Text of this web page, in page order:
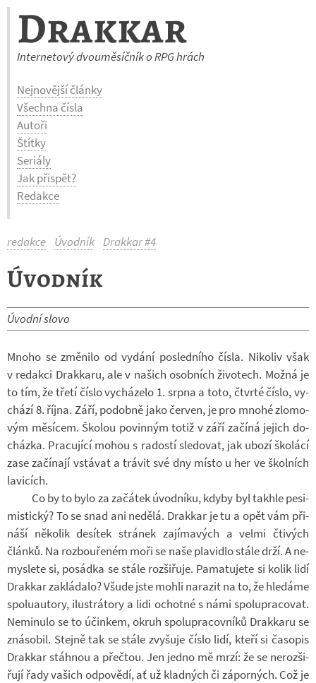
Drakkar
Internetový dvouměsíčník o RPG hrách
Nejnovější články
Všechna čísla
Autoři
Štítky
Seriály
Jak přispět?
Redakce
redakce Úvodník Drakkar #4
Úvodník
Úvodní slovo
Mnoho se změ­nilo od vy­dání po­sled­ního čísla. Ni­ko­liv však
v re­dakci Drak­karu, ale v na­šich osob­ních ži­vo­tech. Možná je
to tím, že třetí číslo vy­chá­zelo 1. srpna a toto, čtvrté číslo, vy­
chází 8. října. Září, po­dobně jako čer­ven, je pro mnohé zlo­mo­
vým mě­sí­cem. Ško­lou po­vin­ným totiž v září za­číná je­jich do­
cházka. Pra­cu­jící mohou s ra­dostí sle­do­vat, jak ubozí ško­lácí
zase za­čí­nají vstá­vat a trá­vit své dny místo u her ve škol­ních
la­vi­cích.
Co by to bylo za za­čá­tek úvod­níku, kdyby byl takhle pe­si­
mis­tický? To se snad ani ne­dělá. Drak­kar je tu a opět vám při­
náší ně­ko­lik de­sí­tek strá­nek za­jí­ma­vých a velmi čti­vých
článků. Na roz­bou­ře­ném moři se naše pla­vi­dlo stále drží. A ne­
mys­lete si, po­sádka se stále roz­ši­řuje. Pa­ma­tu­jete si kolik lidí
Drak­kar za­klá­dalo? Všude jste mohli na­ra­zit na to, že hle­dáme
spo­lu­au­tory, ilu­strá­tory a lidi ochotné s námi spo­lu­pra­co­vat.
Ne­mi­nulo se to účin­kem, okruh spo­lu­pra­cov­níků Drak­karu se
zná­so­bil. Stejně tak se stále zvy­šuje číslo lidí, kteří si ča­so­pis
Drak­kar stáh­nou a pře­čtou. Jen jedno mě mrzí: že se ne­roz­ši­
řují řady va­šich od­po­vědí, ať už klad­ných či zá­por­ných. Což je